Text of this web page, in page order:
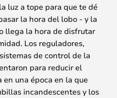
luz a tope para que te dé
la hora del lobo - y la
llega la hora de disfrutar
Los reguladores,
de control de la
para reducir el
en una época en la que
incandescentes y los